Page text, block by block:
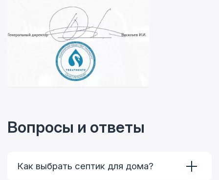
Вопросы и ответы
Как выбрать септик для дома?